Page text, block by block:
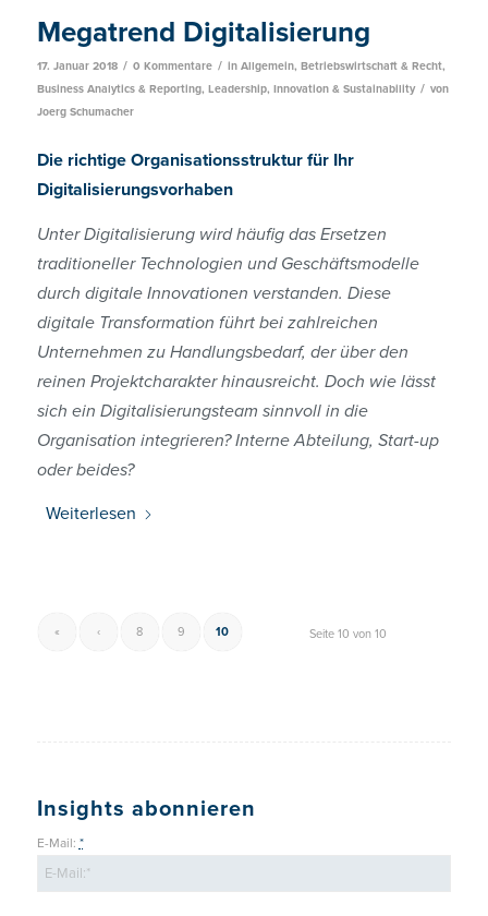
Megatrend Digitalisierung
17. Januar 2018 / 0 Kommentare / in Allgemein, Betriebswirtschaft & Recht,
Business Analytics & Reporting, Leadership, Innovation & Sustainability / von
Joerg Schumacher
Die richtige Organisationsstruktur für Ihr
Digitalisierungsvorhaben
Unter Digitalisierung wird häufig das Ersetzen
traditioneller Technologien und Geschäftsmodelle
durch digitale Innovationen verstanden. Diese
digitale Transformation führt bei zahlreichen
Unternehmen zu Handlungsbedarf, der über den
reinen Projektcharakter hinausreicht. Doch wie lässt
sich ein Digitalisierungsteam sinnvoll in die
Organisation integrieren? Interne Abteilung, Start-up
oder beides?
Weiterlesen
Seite 10 von 10
« ‹ 8 9 10
Insights abonnieren
E-Mail: *